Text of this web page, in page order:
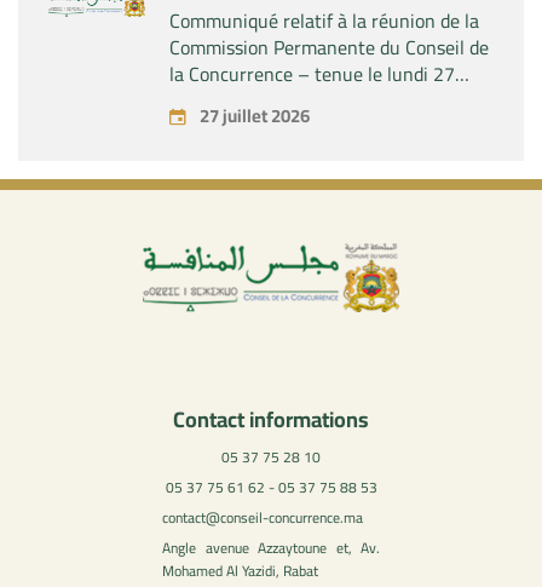
Communiqué relatif à la réunion de la
Commission Permanente du Conseil de
la Concurrence – tenue le lundi 27
juillet 2026
27 juillet 2026
Contact informations
05 37 75 28 10
05 37 75 61 62 - 05 37 75 88 53
contact@conseil-concurrence.ma
Angle avenue Azzaytoune et, Av.
Mohamed Al Yazidi, Rabat